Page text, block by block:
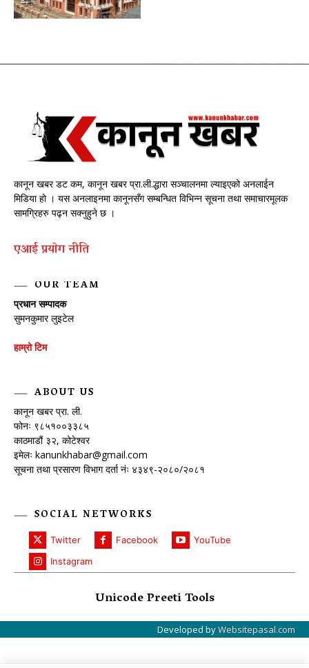
कानून खबर डट कम, कानून खबर प्रा.ली.द्धारा सञ्चालनमा ल्याइएको अनलाईन
मिडिया हो । यस अनलाइनमा कानूनसँग सम्बन्धित विभिन्न सूचना तथा समाचारमूलक
सामग्रिहरु पढ्न सक्नुहुने छ ।
एआई प्रयाेग नीति
OUR TEAM
प्रधान सम्पादक
सुमनकुमार लुइटेल
हाम्रो टिम
ABOUT US
कानून खबर प्रा. ली.
फोनः ९८५१००३३८५
काठमाडौं ३२, कोटेश्वर
इमेलः kanunkhabar@gmail.com
सूचना तथा प्रसारण विभाग दर्ता नंः ४३४९-२०८०/२०८१
SOCIAL NETWORKS
Twitter Facebook
YouTube
Instagram
Unicode Preeti Tools
Developed byWebsitepasal.com